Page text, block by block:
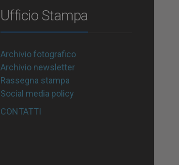
Ufficio Stampa
Archivio fotografico
Archivio newsletter
Rassegna stampa
Social media policy
CONTATTI